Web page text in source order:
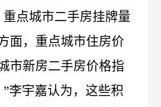
点城市二手房挂牌量
面，重点城市住房价
市新房二手房价格指
李宇嘉认为，这些积